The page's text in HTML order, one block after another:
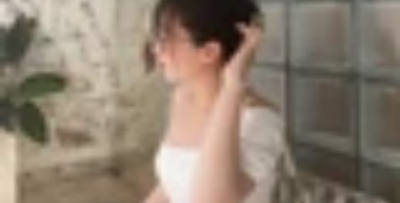
Sư DTCL Mùa 11 chi tiết nhất
Triệu Vy
Ngày đăng: 18/05/2024
Cập nhật:
18/05/2024
Theo dõi XTMobile trên